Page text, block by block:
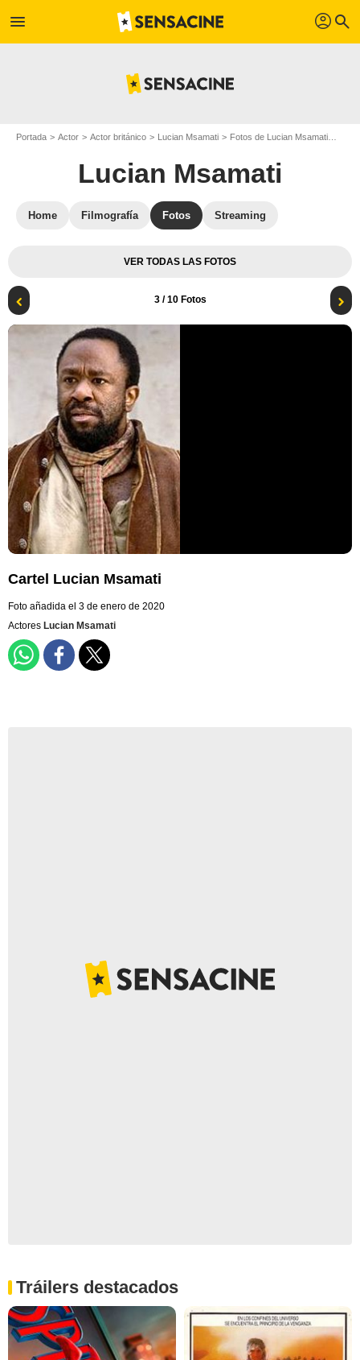
menu profil search
Portada Actor Actor británico Lucian Msamati Fotos de Lucian Msamati
Lucian Msamati
Home Filmografía Fotos Streaming
VER TODAS LAS FOTOS
3/ 10 Fotos
Cartel Lucian Msamati
Foto añadida el 3 de enero de 2020
Actores Lucian Msamati
Tráilers destacados